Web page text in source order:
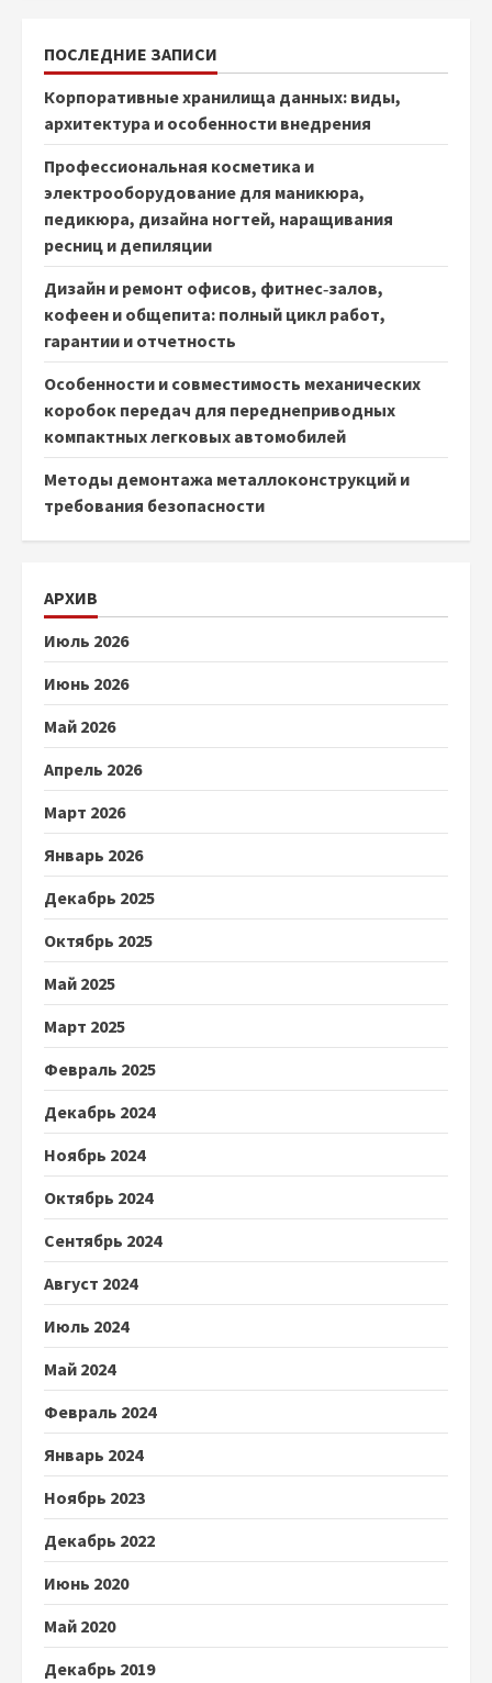
ПОСЛЕДНИЕ ЗАПИСИ
Корпоративные хранилища данных: виды,
архитектура и особенности внедрения
Профессиональная косметика и
электрооборудование для маникюра,
педикюра, дизайна ногтей, наращивания
ресниц и депиляции
Дизайн и ремонт офисов, фитнес‑залов,
кофеен и общепита: полный цикл работ,
гарантии и отчетность
Особенности и совместимость механических
коробок передач для переднеприводных
компактных легковых автомобилей
Методы демонтажа металлоконструкций и
требования безопасности
АРХИВ
Июль 2026
Июнь 2026
Май 2026
Апрель 2026
Март 2026
Январь 2026
Декабрь 2025
Октябрь 2025
Май 2025
Март 2025
Февраль 2025
Декабрь 2024
Ноябрь 2024
Октябрь 2024
Сентябрь 2024
Август 2024
Июль 2024
Май 2024
Февраль 2024
Январь 2024
Ноябрь 2023
Декабрь 2022
Июнь 2020
Май 2020
Декабрь 2019